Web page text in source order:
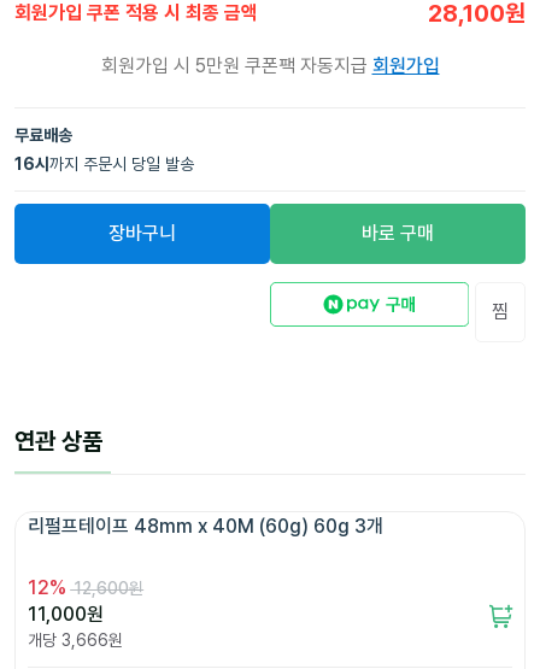
회원가입 쿠폰 적용 시 최종 금액 28,100원
회원가입 시 5만원 쿠폰팩 자동지급 회원가입
무료배송
16시 까지 주문시 당일 발송
장바구니 바로 구매
찜
연관 상품
12% 12,600원
11,000원
개당 3,666원